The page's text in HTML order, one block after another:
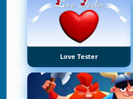
Love Tester